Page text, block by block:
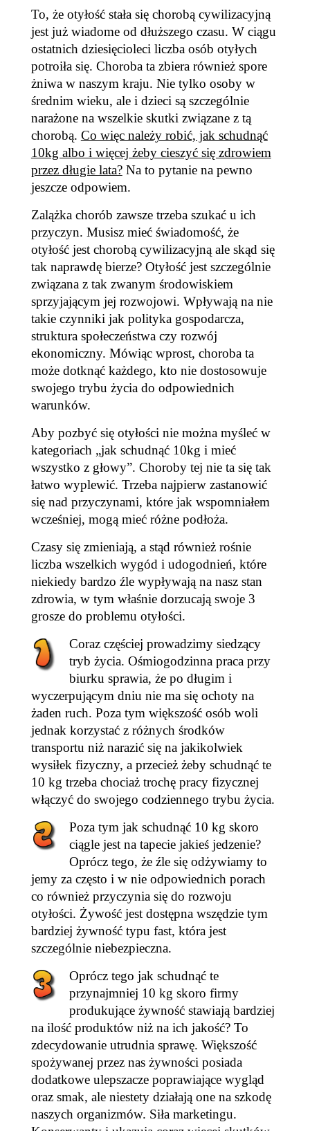
To, że otyłość stała się chorobą cywilizacyjną
jest już wiadome od dłuższego czasu. W ciągu
ostatnich dziesięcioleci liczba osób otyłych
potroiła się. Choroba ta zbiera również spore
żniwa w naszym kraju. Nie tylko osoby w
średnim wieku, ale i dzieci są szczególnie
narażone na wszelkie skutki związane z tą
chorobą. Co więc należy robić, jak schudnąć
10kg albo i więcej żeby cieszyć się zdrowiem
przez długie lata?Na to pytanie na pewno
jeszcze odpowiem.
Zalążka chorób zawsze trzeba szukać u ich
przyczyn. Musisz mieć świadomość, że
otyłość jest chorobą cywilizacyjną ale skąd się
tak naprawdę bierze? Otyłość jest szczególnie
związana z tak zwanym środowiskiem
sprzyjającym jej rozwojowi. Wpływają na nie
takie czynniki jak polityka gospodarcza,
struktura społeczeństwa czy rozwój
ekonomiczny. Mówiąc wprost, choroba ta
może dotknąć każdego, kto nie dostosowuje
swojego trybu życia do odpowiednich
warunków.
Aby pozbyć się otyłości nie można myśleć w
kategoriach „jak schudnąć 10kg i mieć
wszystko z głowy”. Choroby tej nie ta się tak
łatwo wyplewić. Trzeba najpierw zastanowić
się nad przyczynami, które jak wspomniałem
wcześniej, mogą mieć różne podłoża.
Czasy się zmieniają, a stąd również rośnie
liczba wszelkich wygód i udogodnień, które
niekiedy bardzo źle wypływają na nasz stan
zdrowia, w tym właśnie dorzucają swoje 3
grosze do problemu otyłości.
Coraz częściej prowadzimy siedzący
tryb życia. Ośmiogodzinna praca przy
biurku sprawia, że po długim i
wyczerpującym dniu nie ma się ochoty na
żaden ruch. Poza tym większość osób woli
jednak korzystać z różnych środków
transportu niż narazić się na jakikolwiek
wysiłek fizyczny, a przecież żeby schudnąć te
10 kg trzeba chociaż trochę pracy fizycznej
włączyć do swojego codziennego trybu życia.
Poza tym jak schudnąć 10 kg skoro
ciągle jest na tapecie jakieś jedzenie?
Oprócz tego, że źle się odżywiamy to
jemy za często i w nie odpowiednich porach
co również przyczynia się do rozwoju
otyłości. Żywość jest dostępna wszędzie tym
bardziej żywność typu fast, która jest
szczególnie niebezpieczna.
Oprócz tego jak schudnąć te
przynajmniej 10 kg skoro firmy
produkujące żywność stawiają bardziej
na ilość produktów niż na ich jakość? To
zdecydowanie utrudnia sprawę. Większość
spożywanej przez nas żywności posiada
dodatkowe ulepszacze poprawiające wygląd
oraz smak, ale niestety działają one na szkodę
naszych organizmów. Siła marketingu.